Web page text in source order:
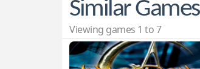
Similar Games
Viewing games 1 to 7